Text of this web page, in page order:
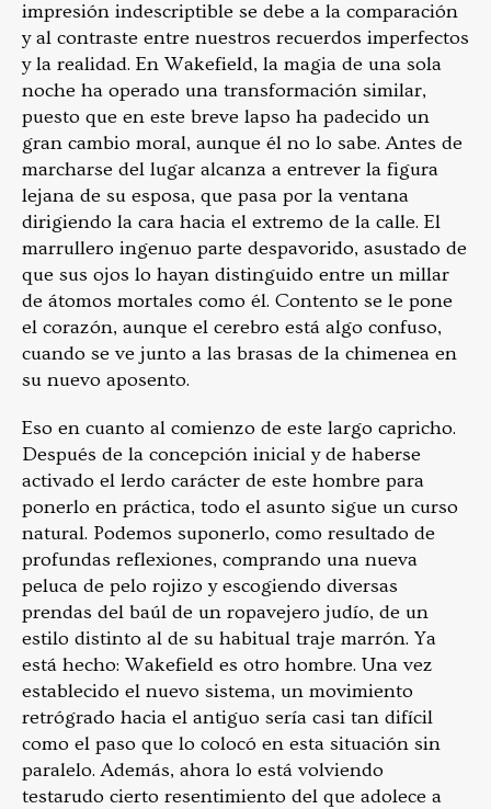
impresión indescriptible se debe a la comparación
y al contraste entre nuestros recuerdos imperfectos
y la realidad. En Wakefield, la magia de una sola
noche ha operado una transformación similar,
puesto que en este breve lapso ha padecido un
gran cambio moral, aunque él no lo sabe. Antes de
marcharse del lugar alcanza a entrever la figura
lejana de su esposa, que pasa por la ventana
dirigiendo la cara hacia el extremo de la calle. El
marrullero ingenuo parte despavorido, asustado de
que sus ojos lo hayan distinguido entre un millar
de átomos mortales como él. Contento se le pone
el corazón, aunque el cerebro está algo confuso,
cuando se ve junto a las brasas de la chimenea en
su nuevo aposento.
Eso en cuanto al comienzo de este largo capricho.
Después de la concepción inicial y de haberse
activado el lerdo carácter de este hombre para
ponerlo en práctica, todo el asunto sigue un curso
natural. Podemos suponerlo, como resultado de
profundas reflexiones, comprando una nueva
peluca de pelo rojizo y escogiendo diversas
prendas del baúl de un ropavejero judío, de un
estilo distinto al de su habitual traje marrón. Ya
está hecho: Wakefield es otro hombre. Una vez
establecido el nuevo sistema, un movimiento
retrógrado hacia el antiguo sería casi tan difícil
como el paso que lo colocó en esta situación sin
paralelo. Además, ahora lo está volviendo
testarudo cierto resentimiento del que adolece a